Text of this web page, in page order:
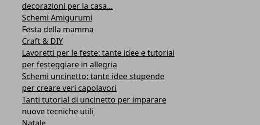
decorazioni per la casa...
Schemi Amigurumi
Festa della mamma
Craft & DIY
Lavoretti per le feste: tante idee e tutorial
per festeggiare in allegria
Schemi uncinetto: tante idee stupende
per creare veri capolavori
Tanti tutorial di uncinetto per imparare
nuove tecniche utili